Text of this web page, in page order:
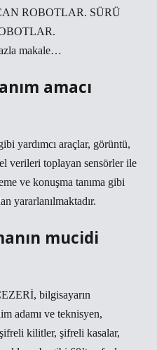
ROBOTLAR. SÜRÜ
makale…
amacı
yardımcı araçlar, görüntü,
verileri toplayan sensörler ile
ve konuşma tanıma gibi
yararlanılmaktadır.
mucidi
bilgisayarın
adamı ve teknisyen,
kilitler, şifreli kasalar,